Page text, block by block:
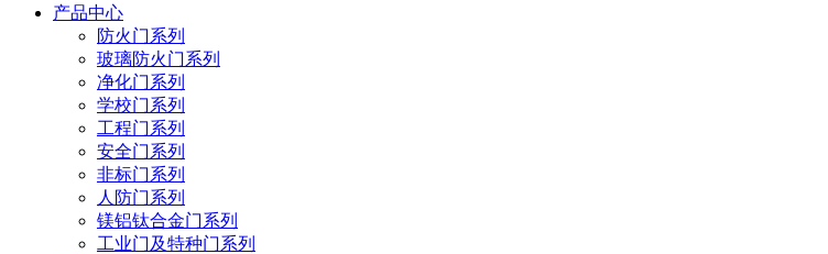
产品中心
防火门系列
玻璃防火门系列
净化门系列
学校门系列
工程门系列
安全门系列
非标门系列
人防门系列
镁铝钛合金门系列
工业门及特种门系列